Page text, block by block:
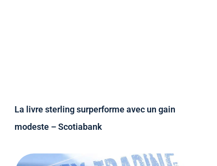
La livre sterling surperforme avec un gain
modeste – Scotiabank